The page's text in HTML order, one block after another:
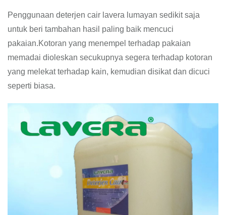
Penggunaan deterjen cair lavera lumayan sedikit saja
untuk beri tambahan hasil paling baik mencuci
pakaian.Kotoran yang menempel terhadap pakaian
memadai dioleskan secukupnya segera terhadap kotoran
yang melekat terhadap kain, kemudian disikat dan dicuci
seperti biasa.